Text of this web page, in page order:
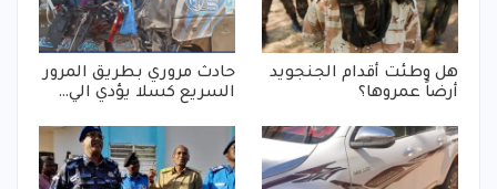
هل وطئت أقدام الجنجويد
أرضاً عمروها؟
حادث مروري بطريق المرور
السريع كسلا يؤدي الي…